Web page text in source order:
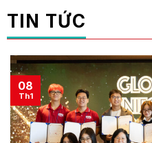
TIN TỨC
08
Th1